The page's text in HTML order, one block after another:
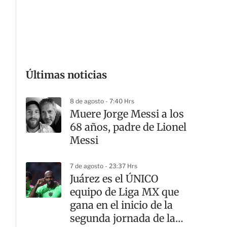
Últimas noticias
8 de agosto - 7:40 Hrs
Muere Jorge Messi a los
68 años, padre de Lionel
Messi
7 de agosto - 23:37 Hrs
Juárez es el ÚNICO
equipo de Liga MX que
gana en el inicio de la
segunda jornada de la